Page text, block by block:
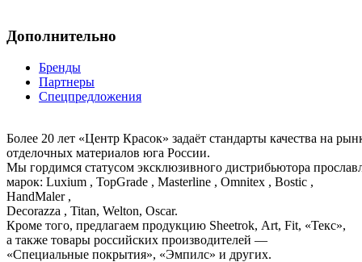
Дополнительно
Бренды
Партнеры
Спецпредложения
Более 20 лет «Центр Красок» задаёт стандарты качества на
отделочных материалов юга России.
Мы гордимся статусом эксклюзивного дистрибьютора
марок: Luxium , TopGrade , Masterline , Omnitex , Bostic ,
HandMaler ,
Decorazza , Titan, Welton, Oscar.
Кроме того, предлагаем продукцию Sheetrok, Art, Fit, «Текс»,
а также товары российских производителей —
«Специальные покрытия», «Эмпилс» и других.